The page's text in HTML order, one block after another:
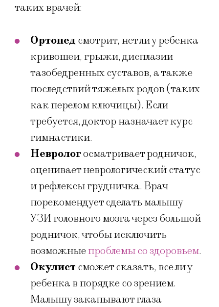
таких врачей:
Ортопед смотрит, нет ли у ребенка
кривошеи, грыжи, дисплазии
тазобедренных суставов, а также
последствий тяжелых родов (таких
как перелом ключицы). Если
требуется, доктор назначает курс
гимнастики.
Неврологосматривает родничок,
оценивает неврологический статус
и рефлексы грудничка. Врач
порекомендует сделать малышу
УЗИ головного мозга через большой
родничок, чтобы исключить
возможныепроблемы со здоровьем.
Окулист сможет сказать, все ли у
ребенка в порядке со зрением.
Малышу закапывают глаза